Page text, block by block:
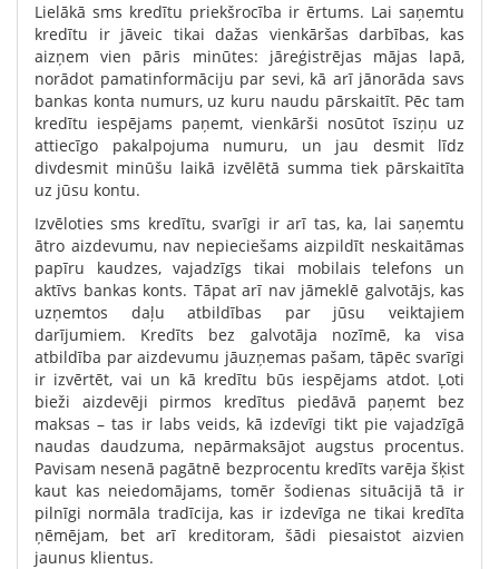
Lielākā sms kredītu priekšrocība ir ērtums. Lai saņemtu
kredītu ir jāveic tikai dažas vienkāršas darbības, kas
aizņem vien pāris minūtes: jāreģistrējas mājas lapā,
norādot pamatinformāciju par sevi, kā arī jānorāda savs
bankas konta numurs, uz kuru naudu pārskaitīt. Pēc tam
kredītu iespējams paņemt, vienkārši nosūtot īsziņu uz
attiecīgo pakalpojuma numuru, un jau desmit līdz
divdesmit minūšu laikā izvēlētā summa tiek pārskaitīta
uz jūsu kontu.
Izvēloties sms kredītu, svarīgi ir arī tas, ka, lai saņemtu
ātro aizdevumu, nav nepieciešams aizpildīt neskaitāmas
papīru kaudzes, vajadzīgs tikai mobilais telefons un
aktīvs bankas konts. Tāpat arī nav jāmeklē galvotājs, kas
uzņemtos daļu atbildības par jūsu veiktajiem
darījumiem. Kredīts bez galvotāja nozīmē, ka visa
atbildība par aizdevumu jāuzņemas pašam, tāpēc svarīgi
ir izvērtēt, vai un kā kredītu būs iespējams atdot. Ļoti
bieži aizdevēji pirmos kredītus piedāvā paņemt bez
maksas – tas ir labs veids, kā izdevīgi tikt pie vajadzīgā
naudas daudzuma, nepārmaksājot augstus procentus.
Pavisam nesenā pagātnē bezprocentu kredīts varēja šķist
kaut kas neiedomājams, tomēr šodienas situācijā tā ir
pilnīgi normāla tradīcija, kas ir izdevīga ne tikai kredīta
ņēmējam, bet arī kreditoram, šādi piesaistot aizvien
jaunus klientus.